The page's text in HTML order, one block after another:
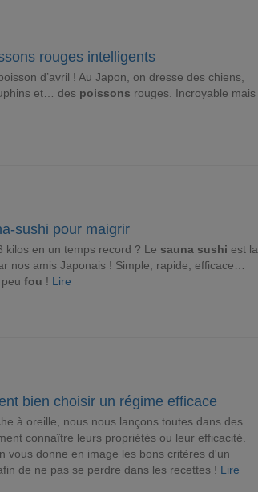
rouges intelligents
d’avril ! Au Japon, on dresse des chiens,
et… des poissons rouges. Incroyable mais
sushi pour maigrir
kilos en un temps record ? Le sauna sushi est la
nos amis Japonais ! Simple, rapide, efficace…
fou ! Lire
bien choisir un régime efficace
à oreille, nous nous lançons toutes dans des
connaître leurs propriétés ou leur efficacité.
vous donne en image les bons critères d'un
afin de ne pas se perdre dans les recettes ! Lire